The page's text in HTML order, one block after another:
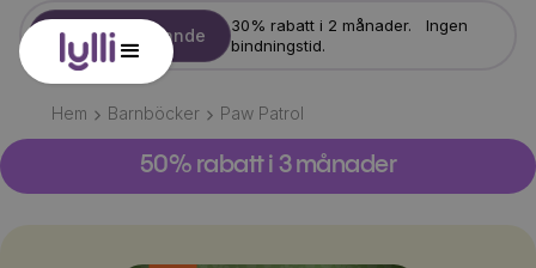
Starta erbjudande
30% rabatt i 2 månader. Ingen
bindningstid.
Hem Barnböcker Paw Patrol
50% rabatt i 3 månader